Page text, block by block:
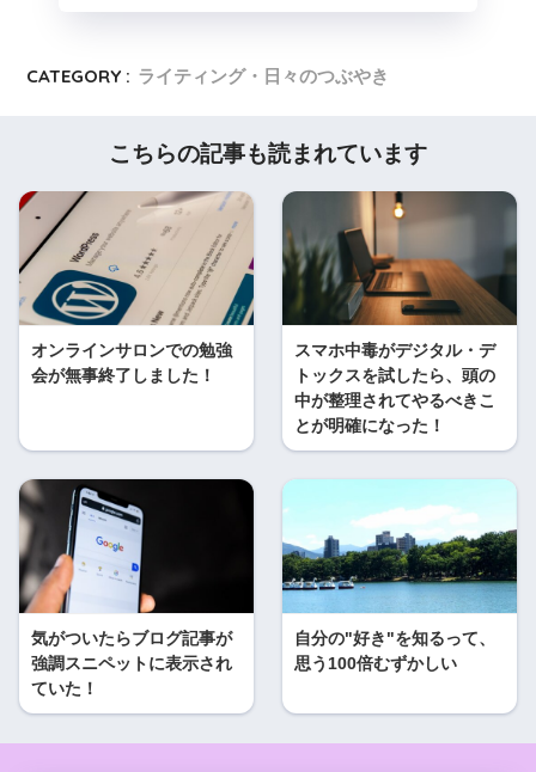
CATEGORY : ライティング・日々のつぶやき
こちらの記事も読まれています
オンラインサロンでの勉強
会が無事終了しました！
スマホ中毒がデジタル・デ
トックスを試したら、頭の
中が整理されてやるべきこ
とが明確になった！
気がついたらブログ記事が
強調スニペットに表示され
ていた！
自分の"好き"を知るって、
思う100倍むずかしい